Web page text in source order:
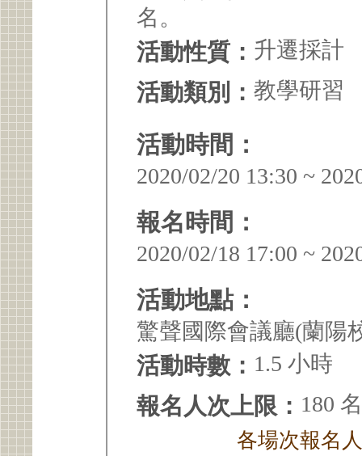
名。
活動性質： 升遷採計
活動類別： 教學研習
活動時間：
2020/02/20 13:30 ~
報名時間：
2020/02/18 17:00 ~
活動地點：
驚聲國際會議廳(蘭陽
活動時數： 1.5 小時
報名人次上限： 180 名
各場次報名